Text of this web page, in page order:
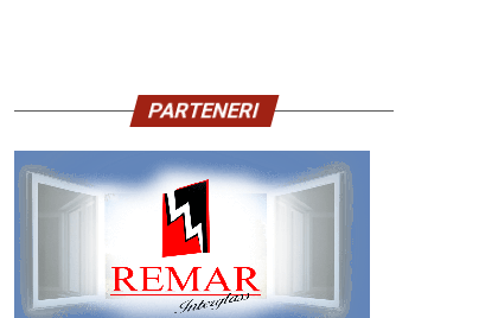
PARTENERI